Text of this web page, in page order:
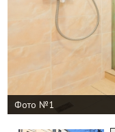
Фото №1